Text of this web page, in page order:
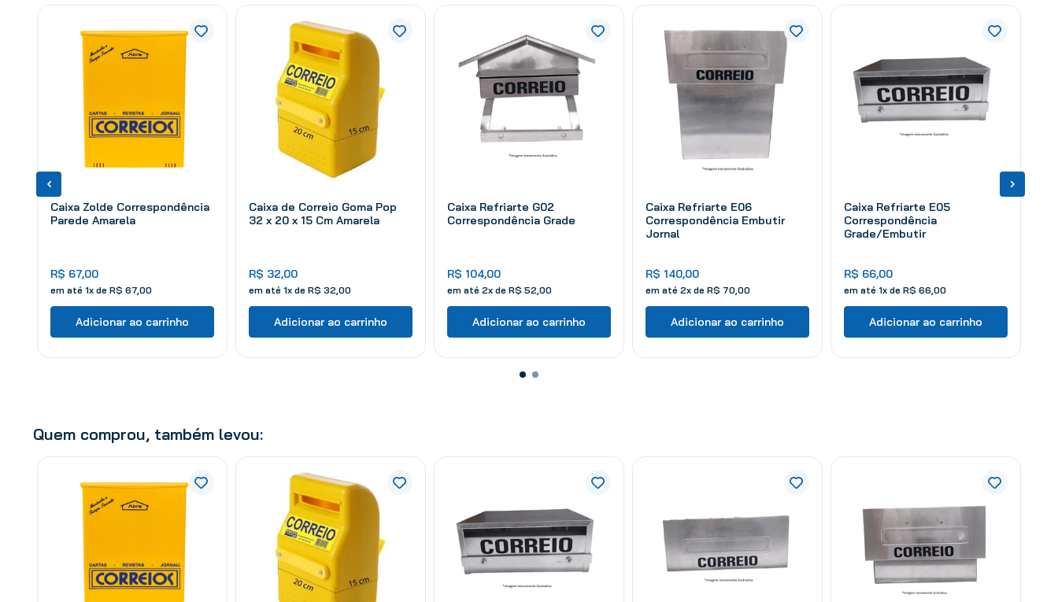
Caixa Zolde Correspondência
Parede Amarela
R$ 67,00
em até 1x de R$ 67 00
Adicionar ao carrinho
Caixa de Correio Goma Pop
32 x 20 x 15 Cm Amarela
R$ 32,00
em até 1x de R$ 32 00
Adicionar ao carrinho
Caixa Refriarte G02
Correspondência Grade
R$ 104,00
em até 2x de R$ 52 00
Adicionar ao carrinho
Caixa Refriarte E06
Correspondência Embutir
Jornal
R$ 140,00
em até 2x de R$ 70 00
Adicionar ao carrinho
Caixa Refriarte E05
Correspondência
Grade/Embutir
R$ 66,00
em até 1x de R$ 66 00
Adicionar ao carrinho
Quem comprou, também levou: